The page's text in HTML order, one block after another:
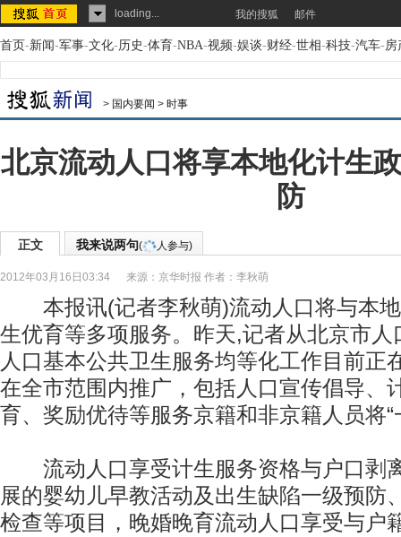
loading... 我的搜狐 邮件
首页-新闻-军事-文化-历史-体育-NBA-视频-娱谈-财经-世相-科技-汽车-房
> 国内要闻 > 时事
北京流动人口将享本地化计生
防
正文 我来说两句( 人参与)
2012年03月16日03:34 来源： 京华时报 作者：李秋萌
本报讯(记者李秋萌)流动人口将与本地
生优育等多项服务。昨天,记者从北京市
人口基本公共卫生服务均等化工作目前正
在全市范围内推广，包括人口宣传倡导、
育、奖励优待等服务京籍和非京籍人员将“
流动人口享受计生服务资格与户口剥
展的婴幼儿早教活动及出生缺陷一级预防
检查等项目，晚婚晚育流动人口享受与户